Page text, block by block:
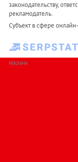
законодательству,
рекламодатель.
Субъект в сфере
РЕКЛАМА